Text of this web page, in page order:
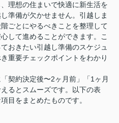
理想の住まいで快適に新生活を
準備が欠かせません。引越しま
ごとにやるべきことを整理して
して進めることができます。こ
おきたい引越し準備のスケジュ
重要チェックポイントをわかり
契約決定後〜2ヶ月前」「1ヶ月
るとスムーズです。以下の表
目をまとめたものです。